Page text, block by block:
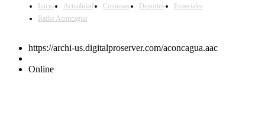
Inicio Actualidad Comunas Deportes
Especiales
Radio Aconcagua
https://archi-us.digitalproserver.com/aconcagua.aac
Online